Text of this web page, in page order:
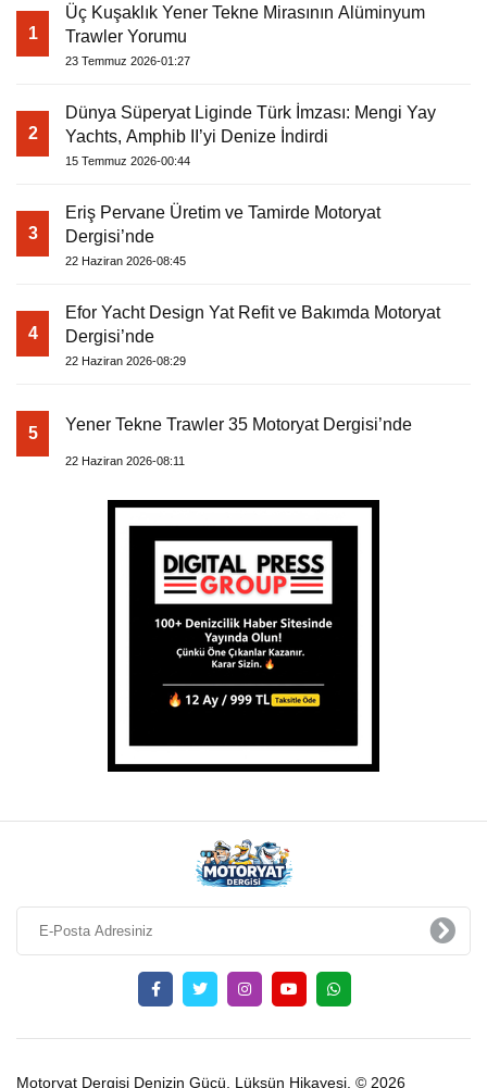
1
Üç Kuşaklık Yener Tekne Mirasının Alüminyum
Trawler Yorumu
23 Temmuz 2026-01:27
2
Dünya Süperyat Liginde Türk İmzası: Mengi Yay
Yachts, Amphib II’yi Denize İndirdi
15 Temmuz 2026-00:44
3
Eriş Pervane Üretim ve Tamirde Motoryat
Dergisi’nde
22 Haziran 2026-08:45
4
Efor Yacht Design Yat Refit ve Bakımda Motoryat
Dergisi’nde
22 Haziran 2026-08:29
5 Yener Tekne Trawler 35 Motoryat Dergisi’nde
22 Haziran 2026-08:11
Motoryat Dergisi Denizin Gücü, Lüksün Hikayesi. © 2026